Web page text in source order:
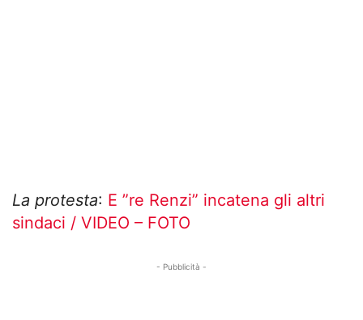
La protesta: E ”re Renzi” incatena gli altri
sindaci / VIDEO – FOTO
- Pubblicità -